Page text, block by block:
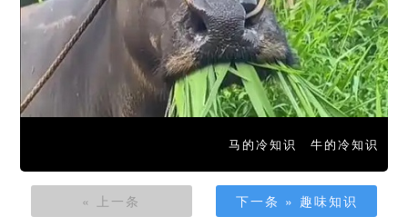
马的冷知识 牛的冷知识
« 上一条 下一条 » 趣味知识